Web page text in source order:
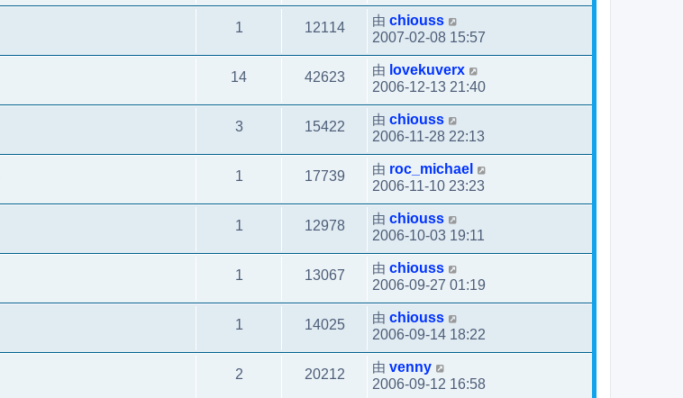
1 12114 由 chiouss
2007-02-08 15:57
14 42623 由 lovekuverx
2006-12-13 21:40
3 15422 由 chiouss
2006-11-28 22:13
1 17739 由 roc_michael
2006-11-10 23:23
1 12978 由 chiouss
2006-10-03 19:11
1 13067 由 chiouss
2006-09-27 01:19
1 14025 由 chiouss
2006-09-14 18:22
2 20212 由 venny
2006-09-12 16:58